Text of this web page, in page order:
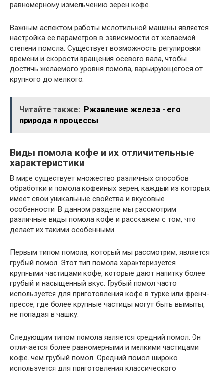
равномерному измельчению зерен кофе.
Важным аспектом работы молотильной машины является
настройка ее параметров в зависимости от желаемой
степени помола. Существует возможность регулировки
времени и скорости вращения осевого вала, чтобы
достичь желаемого уровня помола, варьирующегося от
крупного до мелкого.
Читайте также: Ржавление железа - его
природа и процессы
Виды помола кофе и их отличительные
характеристики
В мире существует множество различных способов
обработки и помола кофейных зерен, каждый из которых
имеет свои уникальные свойства и вкусовые
особенности. В данном разделе мы рассмотрим
различные виды помола кофе и расскажем о том, что
делает их такими особенными.
Первым типом помола, который мы рассмотрим, является
грубый помол. Этот тип помола характеризуется
крупными частицами кофе, которые дают напитку более
грубый и насыщенный вкус. Грубый помол часто
используется для приготовления кофе в турке или френч-
прессе, где более крупные частицы могут быть вымыты,
не попадая в чашку.
Следующим типом помола является средний помол. Он
отличается более равномерными и мелкими частицами
кофе, чем грубый помол. Средний помол широко
используется для приготовления классического